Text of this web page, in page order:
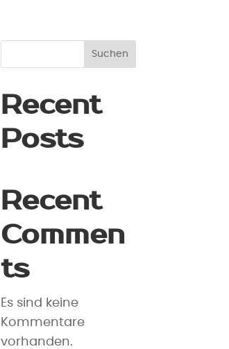
Suchen
Recent
Posts
Recent
Commen
ts
Es sind keine
Kommentare
vorhanden.